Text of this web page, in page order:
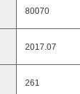
80070
2017.07
261